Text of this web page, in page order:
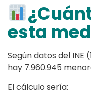
esta
Según datos del INE
hay 7.960.945
El cálculo sería: